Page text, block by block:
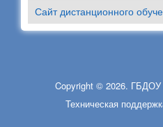
Сайт дистанционного
Copyright © 2026.
Техническая